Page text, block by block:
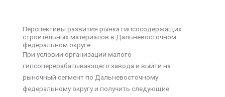
Перспективы развития рынка гипсосодержащих
строительных материалов в Дальневосточном
федеральном округе
При условии организации малого
гипсоперерабатывающего завода и выйти на
рыночный сегмент по Дальневосточному
федеральному округу и получить следующие